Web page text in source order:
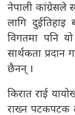
नेपाली कांग्रेसले
लागि
विगतमा पनि
सार्थकता
छैनन् ।
किरात राई
राख्न पटकपटक